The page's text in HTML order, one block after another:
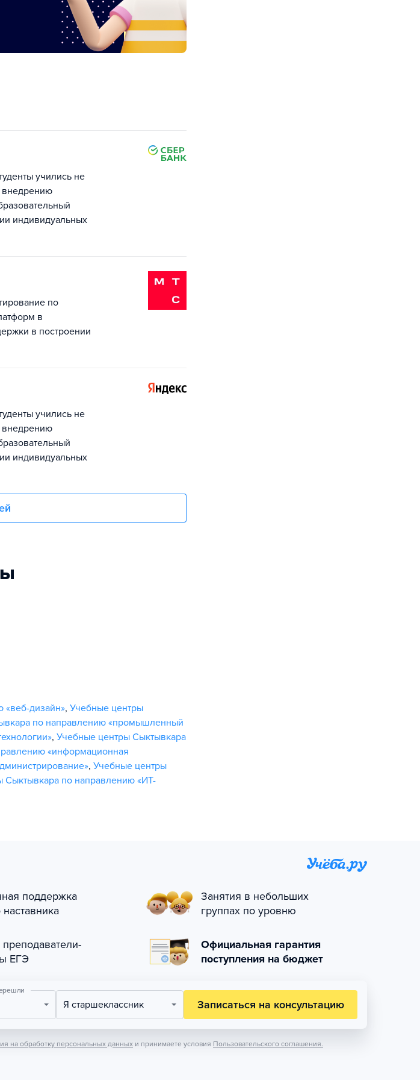
учились не
внедрению
индивидуальных
по
в
в построении
учились не
внедрению
индивидуальных
дизайн», Учебные центры
по направлению «промышленный
, Учебные центры Сыктывкара
«информационная
, Учебные центры
Сыктывкара по направлению «ИТ-
поддержка
Занятия в небольших
группах по уровню
ЕГЭ
Официальная гарантия
поступления на бюджет
Я старшеклассник Записаться на консультацию
на обработку персональных данных и принимаете условия Пользовательского соглашения.